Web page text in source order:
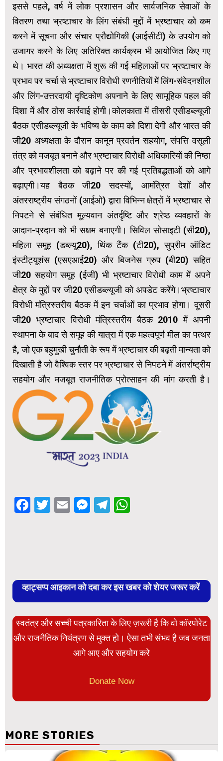
इससे पहले, वर्ष में लोक प्रशासन और सार्वजनिक सेवाओं के
वितरण तथा भ्रष्टाचार के लिंग संबंधी मुद्दों में भ्रष्टाचार को कम
करने में सूचना और संचार प्रौद्योगिकी (आईसीटी) के उपयोग को
उजागर करने के लिए अतिरिक्त कार्यक्रम भी आयोजित किए गए
थे। भारत की अध्यक्षता में शुरू की गई महिलाओं पर भ्रष्टाचार के
प्रभाव पर चर्चा से भ्रष्टाचार विरोधी रणनीतियों में लिंग-संवेदनशील
और लिंग-उत्तरदायी दृष्टिकोण अपनाने के लिए सामूहिक पहल की
दिशा में और ठोस कार्रवाई होगी।कोलकाता में तीसरी एसीडब्ल्यूजी
बैठक एसीडब्ल्यूजी के भविष्य के काम को दिशा देगी और भारत की
जी20 अध्यक्षता के दौरान कानून प्रवर्तन सहयोग, संपत्ति वसूली
तंत्र को मजबूत बनाने और भ्रष्टाचार विरोधी अधिकारियों की निष्ठा
और प्रभावशीलता को बढ़ाने पर की गई प्रतिबद्धताओं को आगे
बढ़ाएगी।यह बैठक जी20 सदस्यों, आमंत्रित देशों और
अंतरराष्ट्रीय संगठनों (आईओ) द्वारा विभिन्न क्षेत्रों में भ्रष्टाचार से
निपटने से संबंधित मूल्यवान अंतर्दृष्टि और श्रेष्ठ व्यवहारों के
आदान-प्रदान को भी सक्षम बनाएगी। सिविल सोसाइटी (सी20),
महिला समूह (डब्ल्यू20), थिंक टैंक (टी20), सुप्रीम ऑडिट
इंस्टीट्यूशंस (एसएआई20) और बिजनेस ग्रुप (बी20) सहित
जी20 सहयोग समूह (ईजी) भी भ्रष्टाचार विरोधी काम में अपने
क्षेत्र के मुद्दों पर जी20 एसीडब्ल्यूजी को अपडेट करेंगे।भ्रष्टाचार
विरोधी मंत्रिस्तरीय बैठक में इन चर्चाओं का प्रभाव होगा। दूसरी
जी20 भ्रष्टाचार विरोधी मंत्रिस्तरीय बैठक 2010 में अपनी
स्थापना के बाद से समूह की यात्रा में एक महत्वपूर्ण मील का पत्थर
है, जो एक बहुमुखी चुनौती के रूप में भ्रष्टाचार की बढ़ती मान्यता को
दिखाती है जो वैश्विक स्तर पर भ्रष्टाचार से निपटने में अंतर्राष्ट्रीय
सहयोग और मजबूत राजनीतिक प्रोत्साहन की मांग करती है।
Facebook
Twitter
EmailMessenger
Telegram
व्हाट्सप्प आइकान को दबा कर इस खबर को शेयर जरूर करें
स्वतंत्र और सच्ची पत्रकारिता के लिए ज़रूरी है कि वो कॉरपोरेट
और राजनैतिक नियंत्रण से मुक्त हो। ऐसा तभी संभव है जब जनता
आगे आए और सहयोग करे
Donate Now
MORE STORIES